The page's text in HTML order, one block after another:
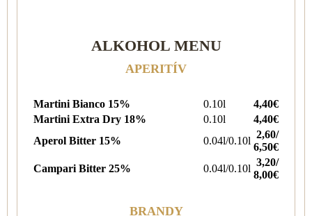
ALKOHOL MENU
APERITÍV
Martini Bianco 15% 0.10l
4,40€
Martini Extra Dry 18%
0.10l
4,40€
Aperol Bitter 15%
0.04l/0.10l
2,60/
6,50€
Campari Bitter 25%
0.04l/0.10l
3,20/
8,00€
BRANDY